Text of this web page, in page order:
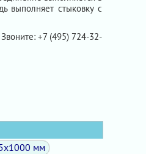
выполняет стыковку с
+7 (495) 724-32-
мм